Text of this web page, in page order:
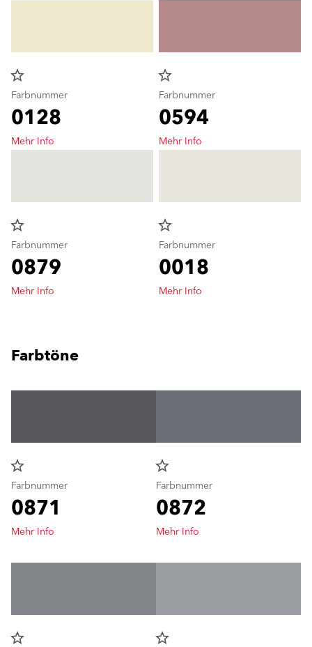
star_border
Farbnummer
0128
Mehr Info
star_border
Farbnummer
0879
Mehr Info
star_border
Farbnummer
0594
Mehr Info
star_border
Farbnummer
0018
Mehr Info
Farbtöne
star_border
Farbnummer
0871
Mehr Info
star_border
Farbnummer
0872
Mehr Info
star_border
star_border